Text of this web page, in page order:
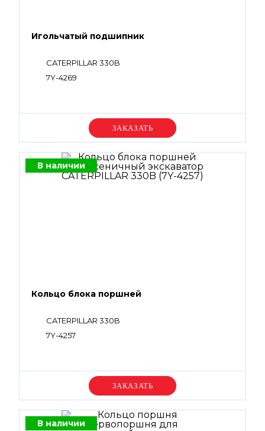
Игольчатый подшипник
CATERPILLAR 330B
7Y-4269
Уточняйте цену
В наличии
Кольцо блока поршней
CATERPILLAR 330B
7Y-4257
Уточняйте цену
В наличии